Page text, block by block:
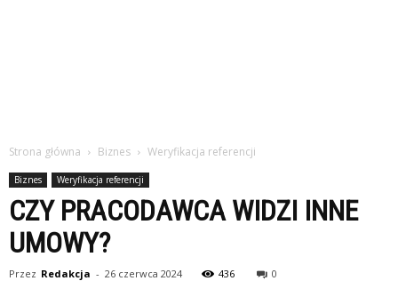
Strona główna Biznes Weryfikacja referencji
Biznes Weryfikacja referencji
CZY PRACODAWCA WIDZI INNE
UMOWY?
Przez Redakcja - 26 czerwca 2024 436 0